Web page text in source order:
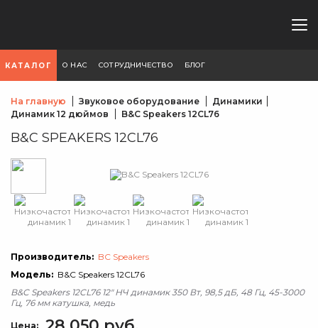
КАТАЛОГ О НАС СОТРУДНИЧЕСТВО БЛОГ
На главную Звуковое оборудование
Динамики
Динамик 12 дюймов
B&C Speakers 12CL76
B&C SPEAKERS 12CL76
Производитель: BC Speakers
Модель: B&C Speakers 12CL76
B&C Speakers 12CL76 12" НЧ динамик 350 Вт, 98,5 дБ, 48 Гц, 45-3000
Гц, 76 мм катушка, медь
Цена: